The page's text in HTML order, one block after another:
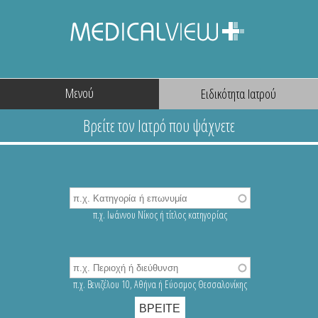
Μενού
π.χ. Ιωάννου Νίκος ή τίτλος κατηγορίας
π.χ. Βενιζέλου 10, Αθήνα ή Εύοσμος Θεσσαλονίκης